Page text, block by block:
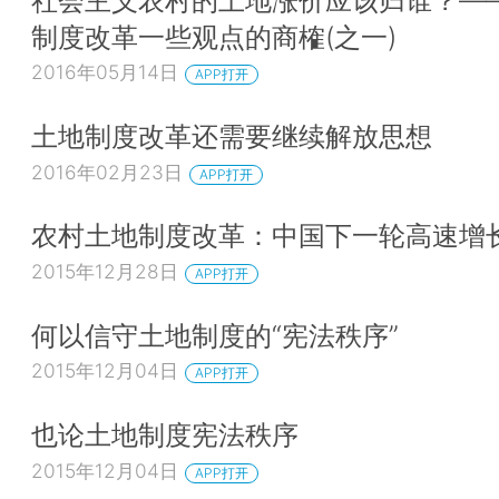
制度改革一些观点的商榷(之一)
2016年05月14日 APP打开
土地制度改革还需要继续解放思想
2016年02月23日 APP打开
农村土地制度改革：中国下一轮高速增
2015年12月28日 APP打开
何以信守土地制度的“宪法秩序”
2015年12月04日 APP打开
也论土地制度宪法秩序
2015年12月04日 APP打开